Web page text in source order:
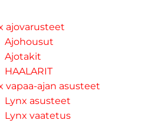
ajovarusteet
Ajohousut
Ajotakit
HAALARIT
vapaa-ajan asusteet
Lynx asusteet
Lynx vaatetus